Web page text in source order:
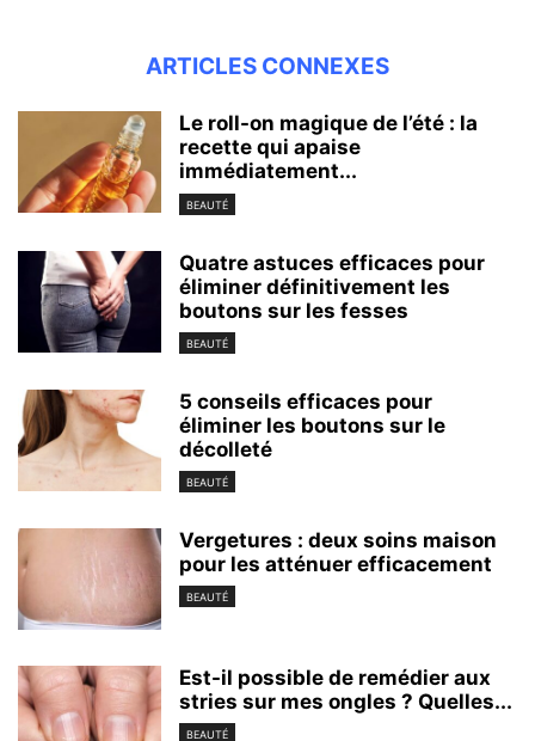
ARTICLES CONNEXES
Le roll-on magique de l’été : la
recette qui apaise
immédiatement...
BEAUTÉ
Quatre astuces efficaces pour
éliminer définitivement les
boutons sur les fesses
BEAUTÉ
5 conseils efficaces pour
éliminer les boutons sur le
décolleté
BEAUTÉ
Vergetures : deux soins maison
pour les atténuer efficacement
BEAUTÉ
Est-il possible de remédier aux
stries sur mes ongles ? Quelles...
BEAUTÉ